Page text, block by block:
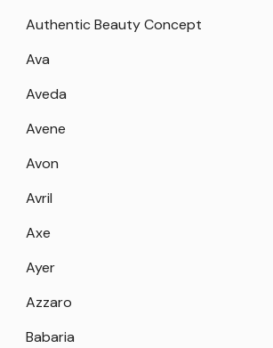
Authentic Beauty Concept
Ava
Aveda
Avene
Avon
Avril
Axe
Ayer
Azzaro
Babaria